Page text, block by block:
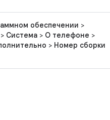
обеспечении >
> Система > О телефоне >
> Номер сборки